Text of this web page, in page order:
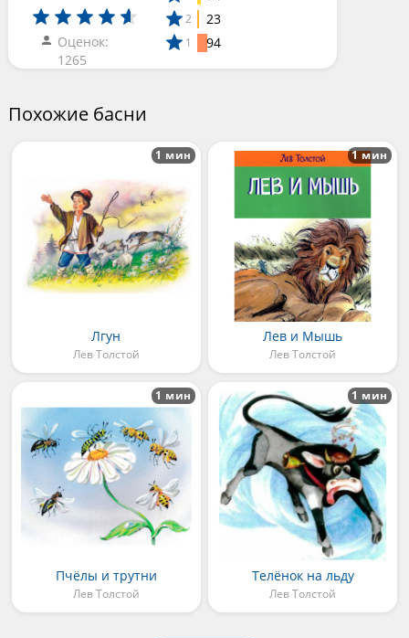
Оценок:
1265
2 23
1 94
Похожие басни
Лгун
Лев Толстой
1 мин
Лев и Мышь
Лев Толстой
1 мин
Пчёлы и трутни
Лев Толстой
1 мин
Телёнок на льду
Лев Толстой
1 мин